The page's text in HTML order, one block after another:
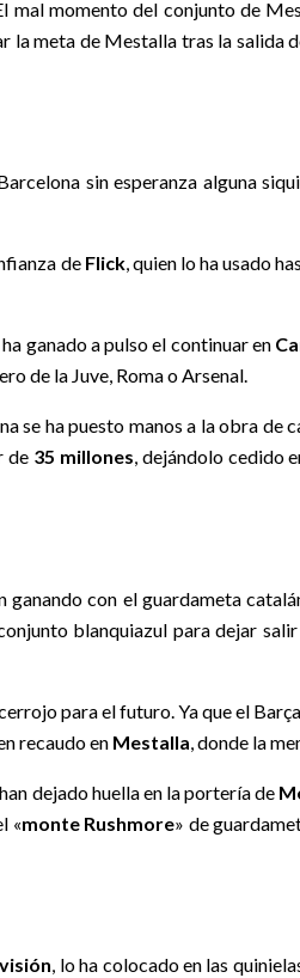
mal momento del conjunto de
la meta de Mestalla tras la salida
sin esperanza alguna
de Flick, quien lo ha usado
ganado a pulso el continuar en
de la Juve, Roma o Arsenal.
se ha puesto manos a la obra
de 35 millones, dejándolo cedido
con el guardameta
blanquiazul para dejar
para el futuro. Ya que el
recaudo en Mestalla , donde la
dejado huella en la portería de
«monte Rushmore» de
, lo ha colocado en las